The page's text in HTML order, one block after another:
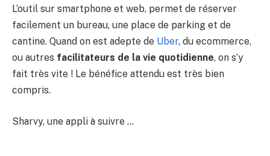
L’outil sur smartphone et web, permet de réserver
facilement un bureau, une place de parking et de
cantine. Quand on est adepte de Uber, du ecommerce,
ou autres facilitateurs de la vie quotidienne, on s’y
fait très vite ! Le bénéfice attendu est très bien
compris.
Sharvy, une appli à suivre …